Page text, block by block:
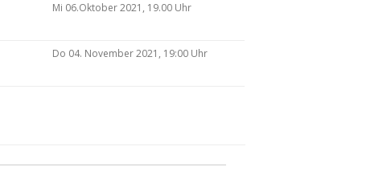
Mi 06.Oktober 2021, 19.00 Uhr
Do 04. November 2021, 19:00 Uhr